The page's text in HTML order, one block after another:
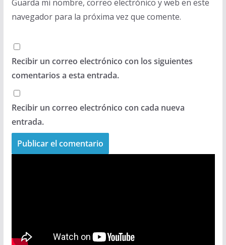
Guarda mi nombre, correo electrónico y web en este
navegador para la próxima vez que comente.
Recibir un correo electrónico con los siguientes
comentarios a esta entrada.
Recibir un correo electrónico con cada nueva
entrada.